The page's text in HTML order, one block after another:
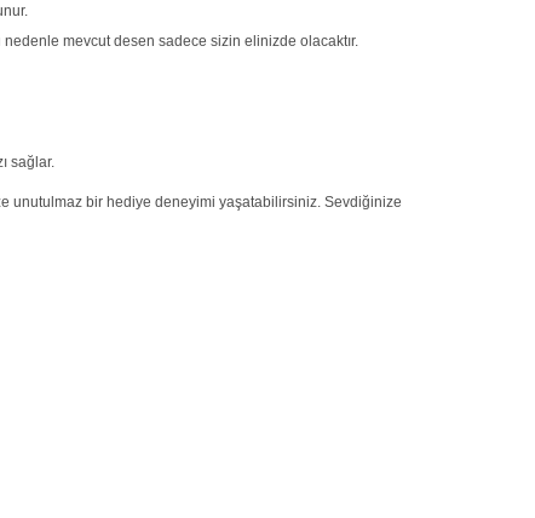
mevcut desen sadece sizin elinizde olacaktır.
sağlar.
unutulmaz bir hediye deneyimi yaşatabilirsiniz. Sevdiğinize